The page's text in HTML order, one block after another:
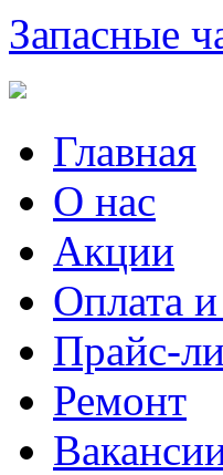
Запасные
Главная
О нас
Акции
Оплата и
Прайс-
Ремонт